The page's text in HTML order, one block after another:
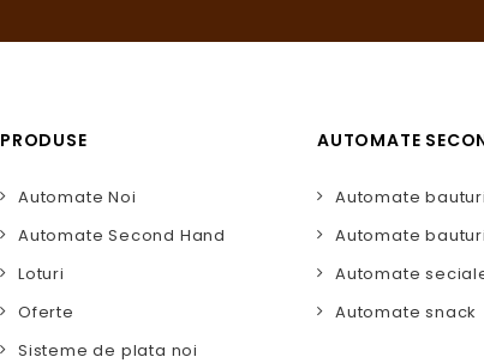
PRODUSE
Automate Noi
Automate Second Hand
Loturi
Oferte
Sisteme de plata noi
AUTOMATE
Automate
Automate
Automate
Automate snack